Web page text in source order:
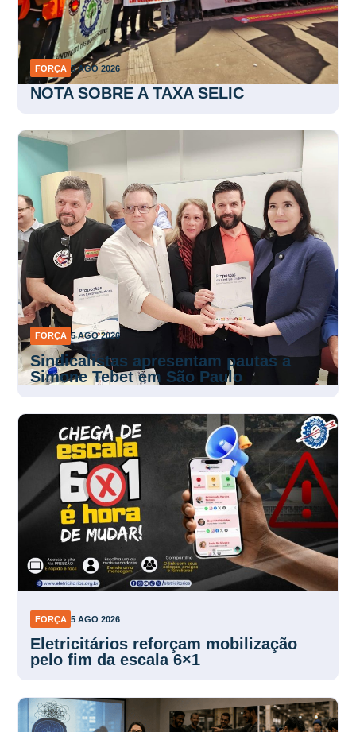
FORÇA 5 AGO 2026
NOTA SOBRE A TAXA SELIC
FORÇA 5 AGO 2026
Sindicalistas apresentam pautas a
Simone Tebet em São Paulo
FORÇA 5 AGO 2026
Eletricitários reforçam mobilização
pelo fim da escala 6×1